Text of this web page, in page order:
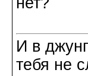
И в
тебя не